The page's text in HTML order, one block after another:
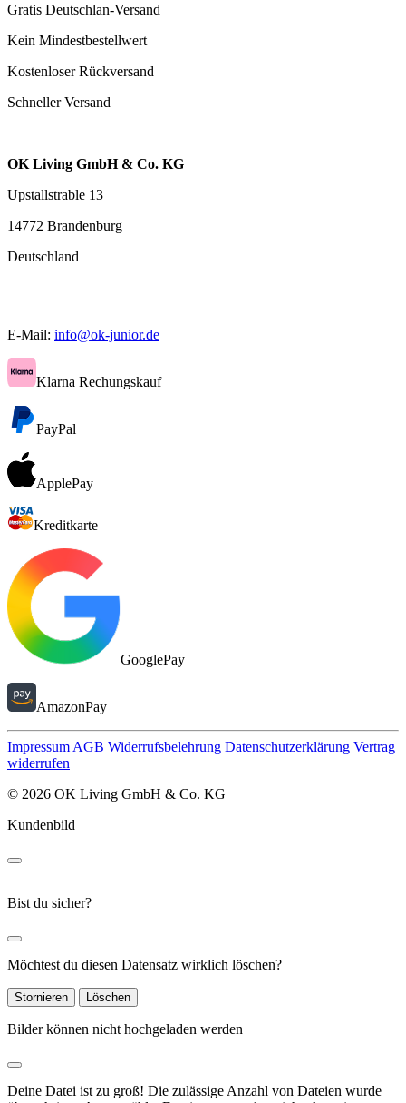
Gratis Deutschlan-Versand
Kein Mindestbestellwert
Kostenloser Rückversand
Schneller Versand
OK Living GmbH & Co. KG
Upstallstrable 13
14772 Brandenburg
Deutschland
E-Mail: info@ok-junior.de
Klarna Rechungskauf
PayPal
ApplePay
Kreditkarte
GooglePay
AmazonPay
Impressum AGB Widerrufsbelehrung Datenschutzerklärung Vertrag
widerrufen
© 2026 OK Living GmbH & Co. KG
Kundenbild
Bist du sicher?
Möchtest du diesen Datensatz wirklich löschen?
Stornieren Löschen
Bilder können nicht hochgeladen werden
Deine Datei ist zu groß! Die zulässige Anzahl von Dateien wurde